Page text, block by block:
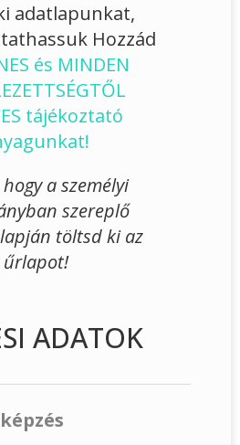
adatlapunkat,
Hozzád
és MINDEN
tájékoztató
a személyi
szereplő
töltsd ki az
űrlapot!
ADATOK